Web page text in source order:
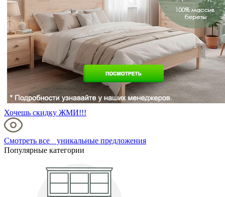
Хочешь скидку ЖМИ!!!
Смотреть все уникальные предложения
Популярные категории